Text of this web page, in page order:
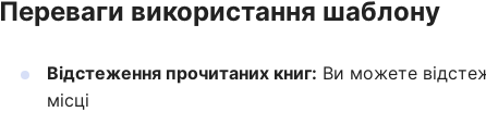
Переваги використання шаблону
Відстеження прочитаних книг: Ви можете
місці